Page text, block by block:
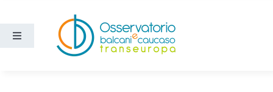
contenuto
Toggle